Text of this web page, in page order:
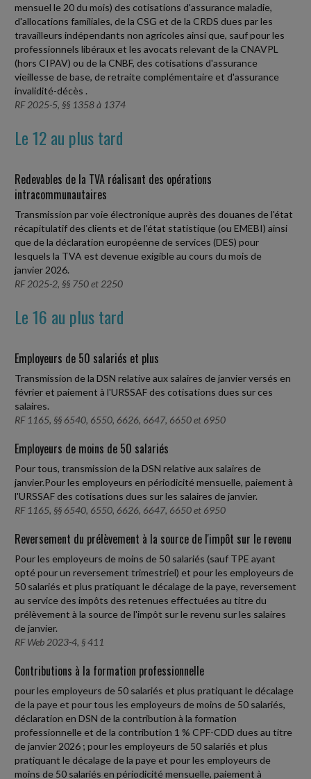
mensuel le 20 du mois) des cotisations d'assurance maladie,
d'allocations familiales, de la CSG et de la CRDS dues par les
travailleurs indépendants non agricoles ainsi que, sauf pour les
professionnels libéraux et les avocats relevant de la CNAVPL
(hors CIPAV) ou de la CNBF, des cotisations d'assurance
vieillesse de base, de retraite complémentaire et d'assurance
invalidité-décès .
RF 2025-5, §§ 1358 à 1374
Le 12 au plus tard
Redevables de la TVA réalisant des opérations
intracommunautaires
Transmission par voie électronique auprès des douanes de l'état
récapitulatif des clients et de l'état statistique (ou EMEBI) ainsi
que de la déclaration européenne de services (DES) pour
lesquels la TVA est devenue exigible au cours du mois de
janvier 2026.
RF 2025-2, §§ 750 et 2250
Le 16 au plus tard
Employeurs de 50 salariés et plus
Transmission de la DSN relative aux salaires de janvier versés en
février et paiement à l'URSSAF des cotisations dues sur ces
salaires.
RF 1165, §§ 6540, 6550, 6626, 6647, 6650 et 6950
Employeurs de moins de 50 salariés
Pour tous, transmission de la DSN relative aux salaires de
janvier.Pour les employeurs en périodicité mensuelle, paiement à
l'URSSAF des cotisations dues sur les salaires de janvier.
RF 1165, §§ 6540, 6550, 6626, 6647, 6650 et 6950
Reversement du prélèvement à la source de l'impôt sur le revenu
Pour les employeurs de moins de 50 salariés (sauf TPE ayant
opté pour un reversement trimestriel) et pour les employeurs de
50 salariés et plus pratiquant le décalage de la paye, reversement
au service des impôts des retenues effectuées au titre du
prélèvement à la source de l'impôt sur le revenu sur les salaires
de janvier.
RF Web 2023-4, § 411
Contributions à la formation professionnelle
pour les employeurs de 50 salariés et plus pratiquant le décalage
de la paye et pour tous les employeurs de moins de 50 salariés,
déclaration en DSN de la contribution à la formation
professionnelle et de la contribution 1 % CPF-CDD dues au titre
de janvier 2026 ; pour les employeurs de 50 salariés et plus
pratiquant le décalage de la paye et pour les employeurs de
moins de 50 salariés en périodicité mensuelle, paiement à